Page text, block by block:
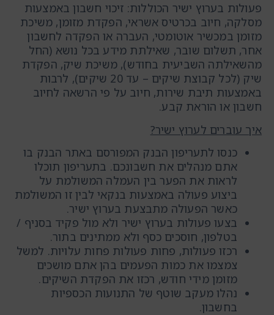
פעולות בערוץ ישיר הכוללות: זיכוי חשבון באמצעות
מסלקה, חיוב בכרטיס אשראי, הפקדת מזומן, משיכת
מזומן במכשיר אוטומטי, העברה או הפקדה לחשבון
אחר, תשלום שובר, שאילתת מידע בכל נושא (החל
מהשאילתה השביעית בחודש), משיכת שיק, הפקדת
שיק (לכל קבוצת שיקים – עד 20 שיקים), לרבות
באמצעות תיבת שירות, חיוב על פי הרשאה לחיוב
חשבון או הוראת קבע.
איך עוברים לערוץ ישיר?
כנסו לתעריפון הבנק המפורסם באתר הבנק בו
אתם מנהלים את חשבונכם. בתעריפון תוכלו
לראות את הפער בין העמלה המשולמת על
ביצוע פעולה באמצעות בנקאי לבין זו המשולמת
כאשר הפעולה מתבצעת בערוץ ישיר.
בצעו פעולות בערוץ ישיר ולא מול פקיד בסניף /
בטלפון, חוסכים כסף ולא ממתינים בתור.
רכזו פעולות, פחות פעולות פחות עלויות. למשל
צמצמו את כמות הפעמים בהן אתם מושכים
מזומן מידי חודש, רכזו את הפקדת השיקים.
נהלו מעקב שוטף של התנועות הכספיות
בחשבון.